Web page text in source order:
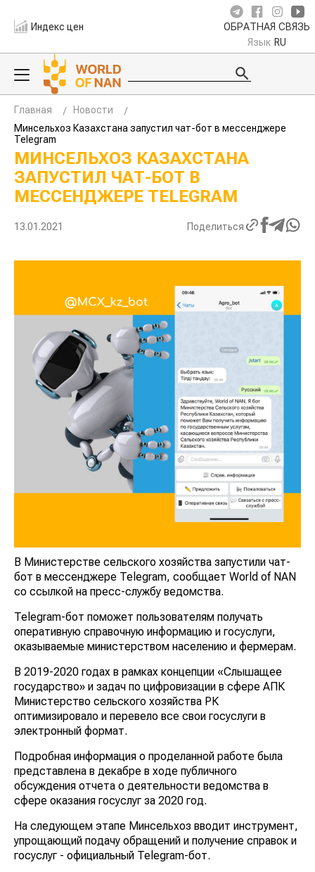
Индекс цен ОБРАТНАЯ СВЯЗЬ
Язык RU
Главная
Новости
Минсельхоз Казахстана запустил чат-бот в мессенджере
Telegram
МИНСЕЛЬХОЗ КАЗАХСТАНА
ЗАПУСТИЛ ЧАТ-БОТ В
МЕССЕНДЖЕРЕ TELEGRAM
13.01.2021 Поделиться
В Министерстве сельского хозяйства запустили чат-
бот в мессенджере Telegram, сообщает World of NAN
со ссылкой на пресс-службу ведомства.
Telegram-бот поможет пользователям получать
оперативную справочную информацию и госуслуги,
оказываемые министерством населению и фермерам.
В 2019-2020 годах в рамках концепции «Слышащее
государство» и задач по цифровизации в сфере АПК
Министерство сельского хозяйства РК
оптимизировало и перевело все свои госуслуги в
электронный формат.
Подробная информация о проделанной работе была
представлена в декабре в ходе публичного
обсуждения отчета о деятельности ведомства в
сфере оказания госуслуг за 2020 год.
На следующем этапе Минсельхоз вводит инструмент,
упрощающий подачу обращений и получение справок и
госуслуг - официальный Telegram-бот.